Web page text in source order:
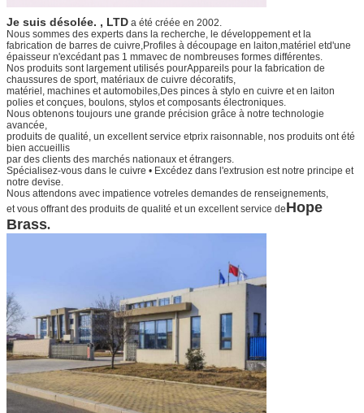
Je suis désolée. , LTD a été créée en 2002.
Nous sommes des experts dans la recherche, le développement et la
fabrication de barres de cuivre,Profiles à découpage en laiton,matériel etd'une
épaisseur n'excédant pas 1 mmavec de nombreuses formes différentes.
Nos produits sont largement utilisés pourAppareils pour la fabrication de
chaussures de sport, matériaux de cuivre décoratifs,
matériel, machines et automobiles,Des pinces à stylo en cuivre et en laiton
polies et conçues, boulons, stylos et composants électroniques.
Nous obtenons toujours une grande précision grâce à notre technologie
avancée,
produits de qualité, un excellent service etprix raisonnable, nos produits ont été
bien accueillis
par des clients des marchés nationaux et étrangers.
Spécialisez-vous dans le cuivre • Excédez dans l'extrusion est notre principe et
notre devise.
Nous attendons avec impatience votre les demandes de renseignements,
et vous offrant des produits de qualité et un excellent service deHope
Brass.